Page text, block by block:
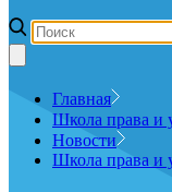
Главная
Школа права и
Новости
Школа права и